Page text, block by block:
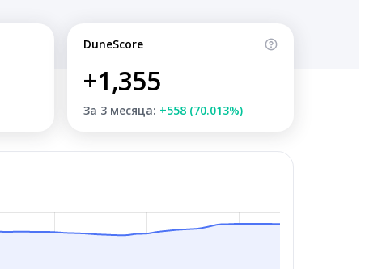
DuneScore
+1,355
За 3 месяца: +558 (70.013%)